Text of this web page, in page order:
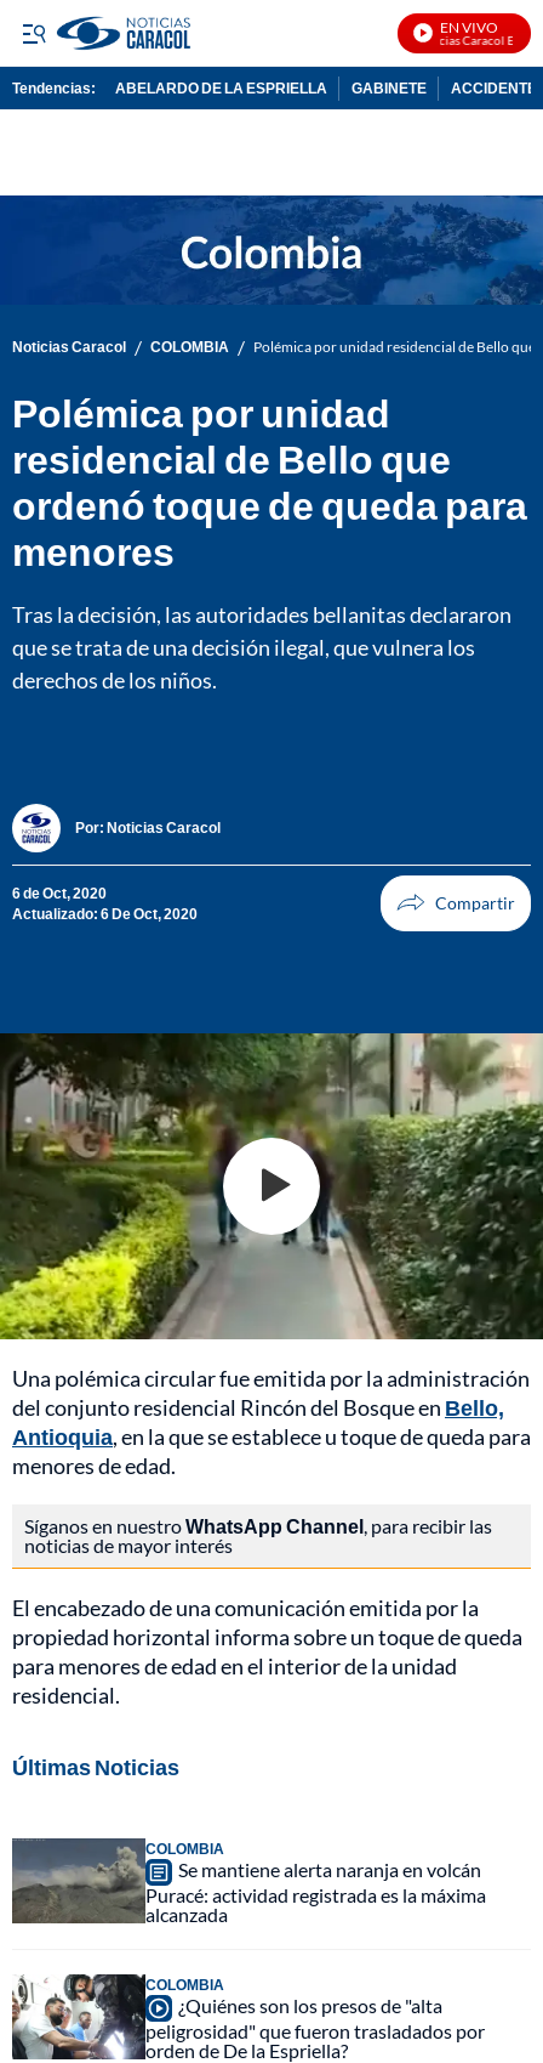
EN VIVO
Noticias Caracol En Vivo
Tendencias: ABELARDO DE LA ESPRIELLA GABINETE ACCIDENTE
Noticias Caracol / COLOMBIA / Polémica por unidad residencial de Bello
Polémica por unidad
residencial de Bello que
ordenó toque de queda para
menores
Tras la decisión, las autoridades bellanitas declararon
que se trata de una decisión ilegal, que vulnera los
derechos de los niños.
Por: Noticias Caracol
6 de Oct, 2020
Actualizado: 6 De Oct, 2020
Una polémica circular fue emitida por la administración
del conjunto residencial Rincón del Bosque en Bello,
Antioquia, en la que se establece u toque de queda para
menores de edad.
Síganos en nuestroWhatsApp Channel , para recibir las
noticias de mayor interés
El encabezado de una comunicación emitida por la
propiedad horizontal informa sobre un toque de queda
para menores de edad en el interior de la unidad
residencial.
Últimas Noticias
COLOMBIA
Se mantiene alerta naranja en volcán
Puracé: actividad registrada es la máxima
alcanzada
COLOMBIA
¿Quiénes son los presos de "alta
peligrosidad" que fueron trasladados por
orden de De la Espriella?